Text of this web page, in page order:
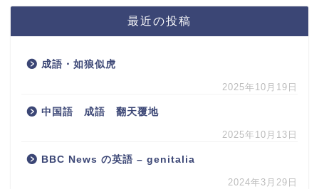
最近の投稿
成語・如狼似虎
2025年10月19日
中国語 成語 翻天覆地
2025年10月13日
BBC News の英語 – genitalia
2024年3月29日